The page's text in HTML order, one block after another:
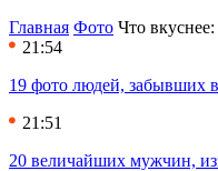
Главная Фото Что
21:54
19 фото людей, забывших
21:51
20 величайших мужчин,